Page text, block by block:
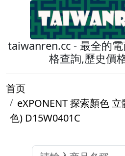
taiwanren.cc - 最全的
格查詢,歷史價
首页
eXPONENT 探索顏色
色) D15W0401C